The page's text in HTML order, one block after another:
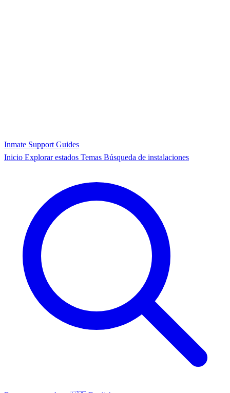
Inmate Support Guides
Inicio Explorar estados Temas Búsqueda de instalaciones